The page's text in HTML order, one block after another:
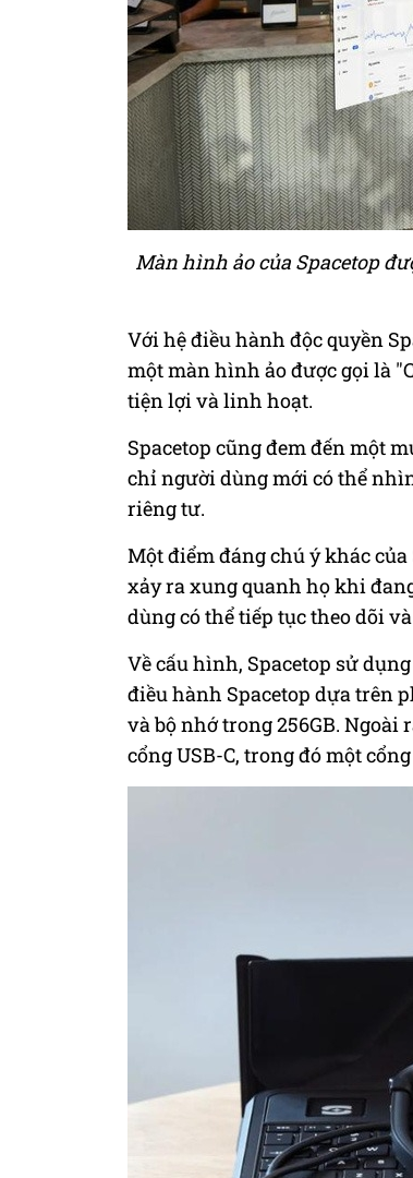
Màn hình ảo của Spacetop
Với hệ điều hành độc quyền
một màn hình ảo được gọi là
tiện lợi và linh hoạt.
Spacetop cũng đem đến một
chỉ người dùng mới có thể
riêng tư.
Một điểm đáng chú ý khác
xảy ra xung quanh họ khi
dùng có thể tiếp tục theo dõi
Về cấu hình, Spacetop sử
điều hành Spacetop dựa trên
và bộ nhớ trong 256GB.
cổng USB-C, trong đó một